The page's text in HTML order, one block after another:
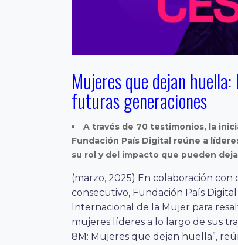
Mujeres que dejan
futuras generaciones
A través de 70 testimonios, la
Fundación País Digital reúne a
su rol y del impacto que pueden
(marzo, 2025) En colaboración
consecutivo, Fundación País
Internacional de la Mujer para
mujeres líderes a lo largo de sus
8M: Mujeres que dejan huella”,